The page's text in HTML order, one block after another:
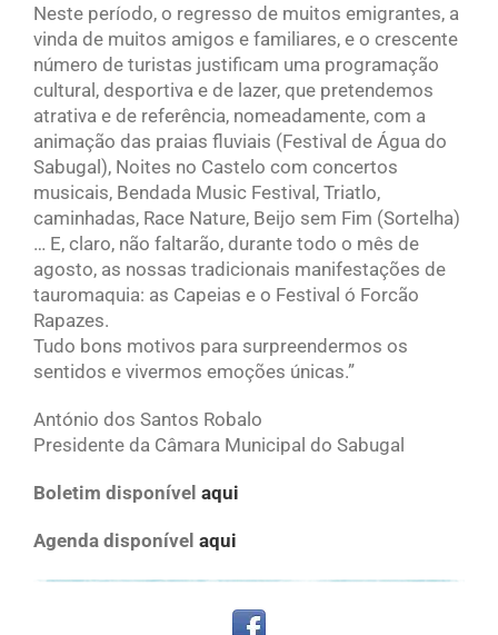
Neste período, o regresso de muitos emigrantes, a
vinda de muitos amigos e familiares, e o crescente
número de turistas justificam uma programação
cultural, desportiva e de lazer, que pretendemos
atrativa e de referência, nomeadamente, com a
animação das praias fluviais (Festival de Água do
Sabugal), Noites no Castelo com concertos
musicais, Bendada Music Festival, Triatlo,
caminhadas, Race Nature, Beijo sem Fim (Sortelha)
… E, claro, não faltarão, durante todo o mês de
agosto, as nossas tradicionais manifestações de
tauromaquia: as Capeias e o Festival ó Forcão
Rapazes.
Tudo bons motivos para surpreendermos os
sentidos e vivermos emoções únicas.”
António dos Santos Robalo
Presidente da Câmara Municipal do Sabugal
Boletim disponível aqui
Agenda disponível aqui